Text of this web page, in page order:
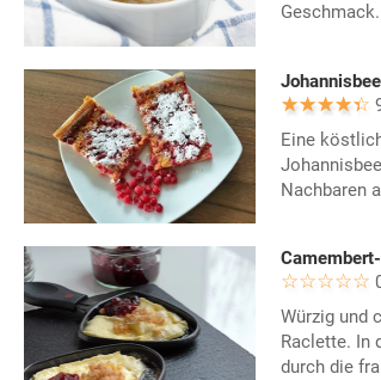
Geschmack.
Eine
Nachbaren
Würzig und
Raclette. In
durch die